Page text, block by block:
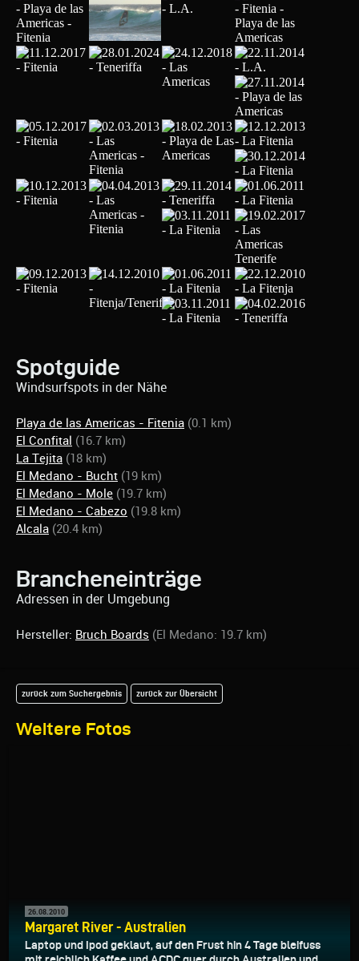
Spotguide
Windsurfspots in der Nähe
Playa de las Americas - Fitenia (0.1 km)
El Confital (16.7 km)
La Tejita (18 km)
El Medano - Bucht (19 km)
El Medano - Mole (19.7 km)
El Medano - Cabezo (19.8 km)
Alcala (20.4 km)
Brancheneinträge
Adressen in der Umgebung
Hersteller: Bruch Boards (El Medano: 19.7 km)
Weitere Fotos
zurück zum Suchergebnis zurück zur Übersicht
26.08.2010
Margaret River - Australien
Laptop und Ipod geklaut, auf den Frust hin 4 Tage bleifuss